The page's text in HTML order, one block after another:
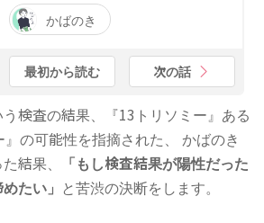
かばのき
最初から読む 次の話
検査の結果、『13トリソミー』ある
の可能性を指摘された、 かばのき
結果、
「もし検査結果が陽性だった
たい」 と苦渋の決断をします。